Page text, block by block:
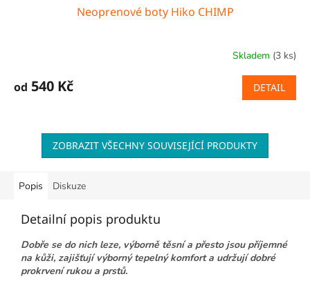
Neoprenové boty Hiko CHIMP
Skladem (3 ks)
od 540 Kč DETAIL
ZOBRAZIT VŠECHNY SOUVISEJÍCÍ PRODUKTY
Popis Diskuze
Detailní popis produktu
Dobře se do nich leze, výborně těsní a přesto jsou příjemné
na kůži, zajišťují výborný tepelný komfort a udržují dobré
prokrvení rukou a prstů.